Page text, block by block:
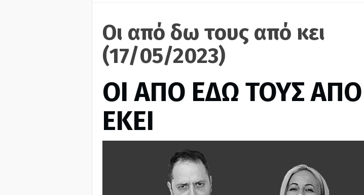
Οι από δω τους από κει
(17/05/2023)
ΟΙ ΑΠΟ ΕΔΩ ΤΟΥΣ ΑΠΟ
ΕΚΕΙ